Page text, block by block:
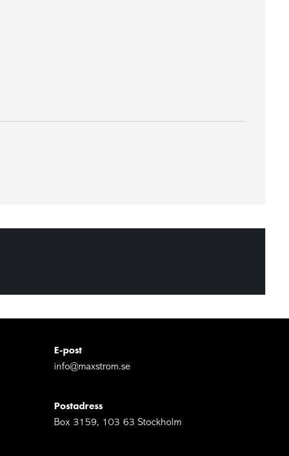
E-post
info@maxstrom.se
Postadress
Box 3159, 103 63 Stockholm